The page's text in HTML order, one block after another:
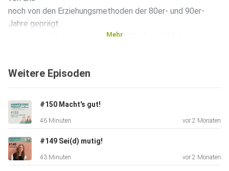
noch von den Erziehungsmethoden der 80er- und 90er-
Jahre geprägt
sind – von Belohnungssystemen, Strafen, Perfektionismus
die Frage,
manchmal wieder
überraschend kontrollierend anfühlen kann. Die Folge lädt
dazu ein,
genauer hinzuschauen: auf die eigenen Trigger, auf
unbewusste
Mehr
Weitere Episoden
#150 Macht's gut!
46 Minuten vor 2 Monaten
#149 Sei(d) mutig!
43 Minuten vor 2 Monaten